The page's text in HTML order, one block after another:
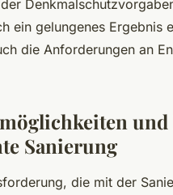
ein gelungenes Ergebnis
die Anforderungen an
Sanierung
die mit der